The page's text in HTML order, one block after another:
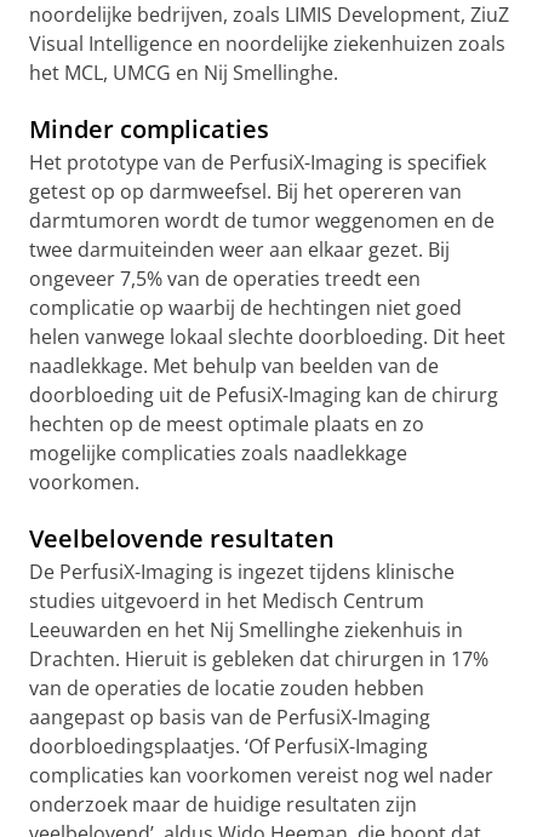
noordelijke bedrijven, zoals LIMIS Development, ZiuZ
Visual Intelligence en noordelijke ziekenhuizen zoals
het MCL, UMCG en Nij Smellinghe.
Minder complicaties
Het prototype van de PerfusiX-Imaging is specifiek
getest op op darmweefsel. Bij het opereren van
darmtumoren wordt de tumor weggenomen en de
twee darmuiteinden weer aan elkaar gezet. Bij
ongeveer 7,5% van de operaties treedt een
complicatie op waarbij de hechtingen niet goed
helen vanwege lokaal slechte doorbloeding. Dit heet
naadlekkage. Met behulp van beelden van de
doorbloeding uit de PefusiX-Imaging kan de chirurg
hechten op de meest optimale plaats en zo
mogelijke complicaties zoals naadlekkage
voorkomen.
Veelbelovende resultaten
De PerfusiX-Imaging is ingezet tijdens klinische
studies uitgevoerd in het Medisch Centrum
Leeuwarden en het Nij Smellinghe ziekenhuis in
Drachten. Hieruit is gebleken dat chirurgen in 17%
van de operaties de locatie zouden hebben
aangepast op basis van de PerfusiX-Imaging
doorbloedingsplaatjes. ‘Of PerfusiX-Imaging
complicaties kan voorkomen vereist nog wel nader
onderzoek maar de huidige resultaten zijn